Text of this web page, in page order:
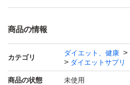
商品の情報
カテゴリ
ダイエット、健康
ダイエットサプリ
商品の状態 未使用